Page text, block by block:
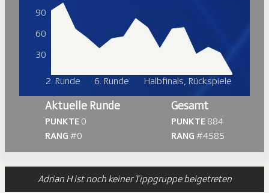
2. Runde 6. Runde Halbfinals, Rückspiele
30
60
90
Aktuelle Runde
PUNKTE0
RANG #0
Gesamt
PUNKTE884
RANG #4585
Adrian H ist noch keiner Tippgruppe beigetreten